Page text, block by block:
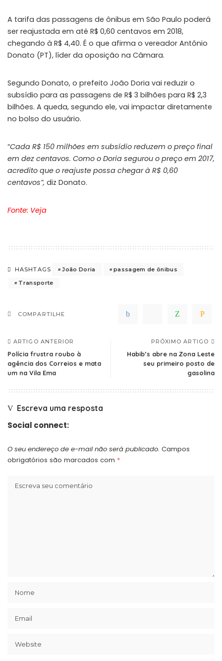
A tarifa das passagens de ônibus em São Paulo poderá
ser reajustada em até R$ 0,60 centavos em 2018,
chegando à R$ 4,40. É o que afirma o vereador Antônio
Donato (PT), líder da oposição na Câmara.
Segundo Donato, o prefeito João Doria vai reduzir o
subsídio para as passagens de R$ 3 bilhões para R$ 2,3
bilhões. A queda, segundo ele, vai impactar diretamente
no bolso do usuário.
“Cada R$ 150 milhões em subsídio reduzem o preço final
em dez centavos. Como o Doria segurou o preço em 2017,
acredito que o reajuste possa chegar à R$ 0,60
centavos”, diz Donato.
Fonte: Veja
HASHTAGS João Doria
passagem de ônibus
Transporte
COMPARTILHE
ARTIGO ANTERIOR
Polícia frustra roubo à
agência dos Correios e mata
um na Vila Ema
PRÓXIMO ARTIGO
Habib’s abre na Zona Leste
seu primeiro posto de
gasolina
Escreva uma resposta
Social connect:
O seu endereço de e-mail não será publicado. Campos
obrigatórios são marcados com *